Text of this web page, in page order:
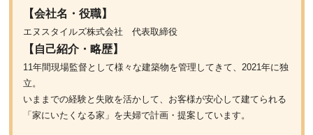
【会社名・役職】
エヌスタイルズ株式会社 代表取締役
【自己紹介・略歴】
11年間現場監督として様々な建築物を管理してきて、2021年に独
立。
いままでの経験と失敗を活かして、お客様が安心して建てられる
「家にいたくなる家」を夫婦で計画・提案しています。